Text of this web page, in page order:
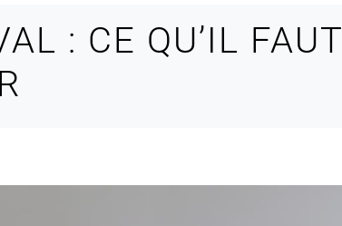
: CE QU’IL FAUT